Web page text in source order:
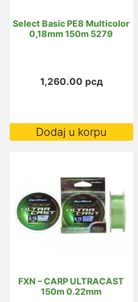
Select Basic PE8 Multicolor
0,18mm 150m 5279
1,260.00 рсд
Dodaj u korpu
FXN – CARP ULTRACAST
150m 0.22mm